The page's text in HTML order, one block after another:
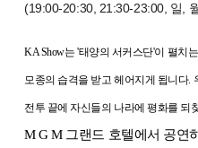
(19:00-20:30, 21:30-23:00, 일,
KA Show는 '태양의 서커스단'이 펼치
모종의 습격을 받고 헤어지게 됩니다.
전투 끝에 자신들의 나라에 평화를 되
M G M 그랜드 호텔에서 공연